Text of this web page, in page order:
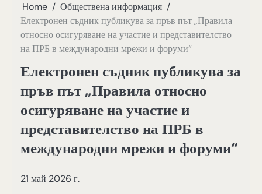
Home
Обществена информация
Електронен съдник публикува за пръв път „Правила
относно осигуряване на участие и представителство
на ПРБ в международни мрежи и форуми“
Електронен съдник публикува за
пръв път „Правила относно
осигуряване на участие и
представителство на ПРБ в
международни мрежи и форуми“
21 май 2026 г.